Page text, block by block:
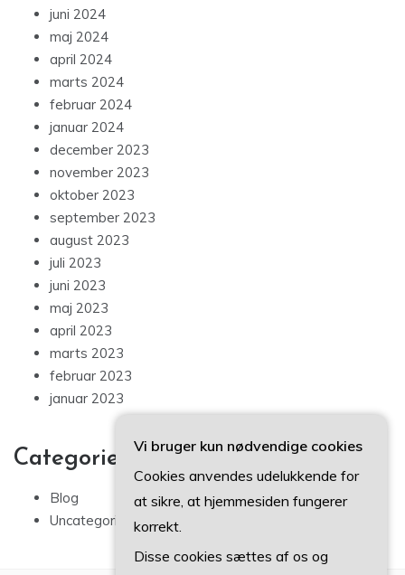
juni 2024
maj 2024
april 2024
marts 2024
februar 2024
januar 2024
december 2023
november 2023
oktober 2023
september 2023
august 2023
juli 2023
juni 2023
maj 2023
april 2023
marts 2023
februar 2023
januar 2023
Categories
Blog
Uncategorized
Vi bruger kun nødvendige cookies
Cookies anvendes udelukkende for
at sikre, at hjemmesiden fungerer
korrekt.
Disse cookies sættes af os og